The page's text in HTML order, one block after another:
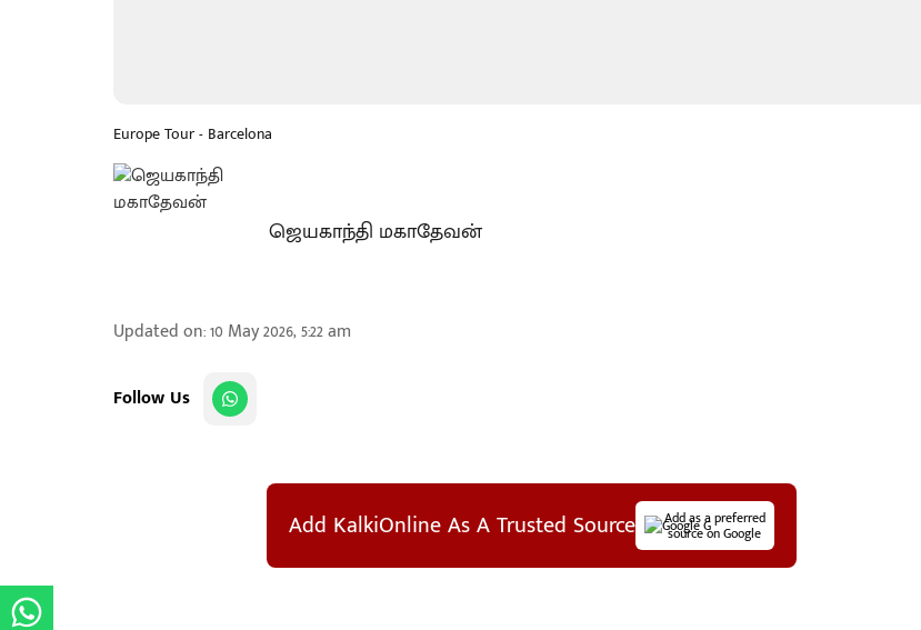
Europe Tour - Barcelona
ஜெயகாந்தி மகாதேவன்
Updated on:10 May 2026, 5:22 am
Follow Us
Add KalkiOnline As A Trusted Source Add as a preferred
source on Google